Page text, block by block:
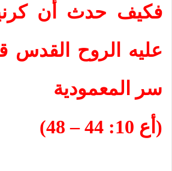
فكيف حدث أن
عليه الروح القدس
سر المعمودية
(أع 10: 44 – 48)